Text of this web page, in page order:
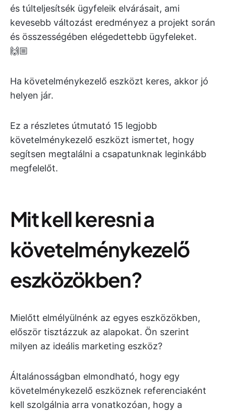
és túlteljesítsék ügyfeleik elvárásait, ami
kevesebb változást eredményez a projekt során
és összességében elégedettebb ügyfeleket.
🙌🏼
Ha követelménykezelő eszközt keres, akkor jó
helyen jár.
Ez a részletes útmutató 15 legjobb
követelménykezelő eszközt ismertet, hogy
segítsen megtalálni a csapatunknak leginkább
megfelelőt.
Mit kell keresni a
követelménykezelő
eszközökben?
Mielőtt elmélyülnénk az egyes eszközökben,
először tisztázzuk az alapokat. Ön szerint
milyen az ideális marketing eszköz?
Általánosságban elmondható, hogy egy
követelménykezelő eszköznek referenciaként
kell szolgálnia arra vonatkozóan, hogy a